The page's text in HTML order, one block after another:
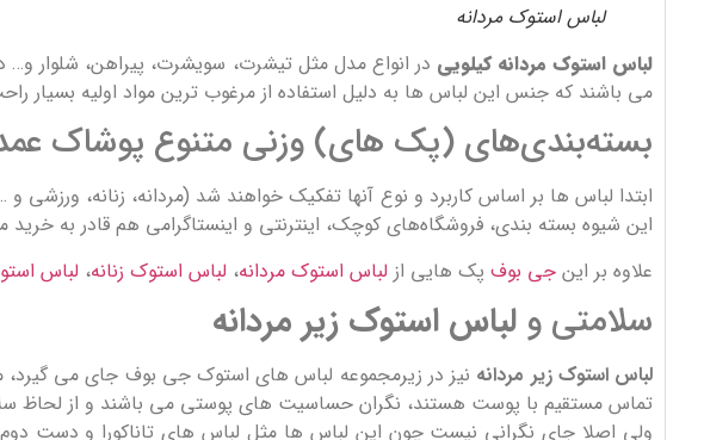
لباس استوک مردانه
لباس استوک مردانه کیلویی در انواع مدل مثل تیشرت، سویشرت، پیراهن، شلوار و…
می باشند که جنس این لباس ها به دلیل استفاده از مرغوب ترین مواد اولیه بسیار
بسته‌بندی‌های (پک های) وزنی متنوع پوشاک
این شیوه بسته بندی، فروشگاه‌های کوچک، اینترنتی و اینستاگرامی هم قادر به خرید
علاوه بر این جی بوف پک هایی از لباس استوک مردانه، لباس استوک زنانه، لباس
سلامتی و لباس استوک زیر مردانه
لباس استوک زیر مردانه نیز در زیرمجموعه لباس های استوک جی بوف جای می گیرد،
تماس مستقیم با پوست هستند، نگران حساسیت های پوستی می باشند و از لحاظ
ولی اصلا جای نگرانی نیست چون این لباس ها مثل لباس های تاناکورا و دست دوم